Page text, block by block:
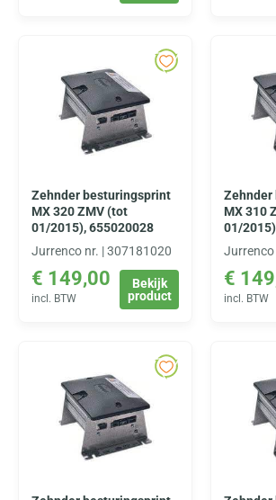
Zehnder besturingsprint
MX 320 ZMV (tot
01/2015), 655020028
Jurrenco nr. | 307181020
€ 149,00
incl. BTW
Bekijk
product
MX 310
01/
Jurrenco
€
incl. BTW